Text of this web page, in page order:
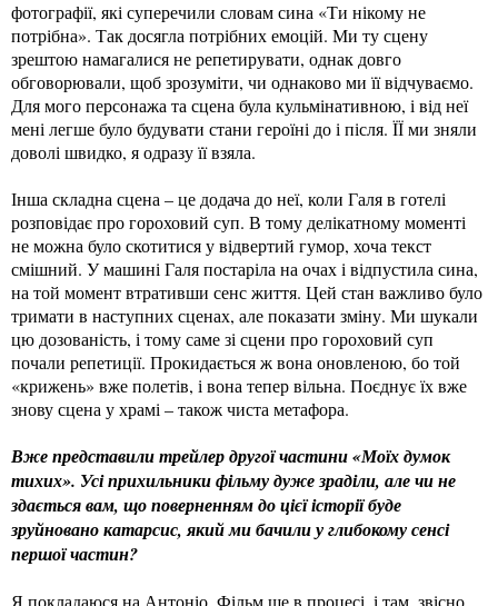
фотографії, які суперечили словам сина «Ти нікому не
потрібна». Так досягла потрібних емоцій. Ми ту сцену
зрештою намагалися не репетирувати, однак довго
обговорювали, щоб зрозуміти, чи однаково ми її відчуваємо.
Для мого персонажа та сцена була кульмінативною, і від неї
мені легше було будувати стани героїні до і після. ЇЇ ми зняли
доволі швидко, я одразу її взяла.
Інша складна сцена – це додача до неї, коли Галя в готелі
розповідає про гороховий суп. В тому делікатному моменті
не можна було скотитися у відвертий гумор, хоча текст
смішний. У машині Галя постаріла на очах і відпустила сина,
на той момент втративши сенс життя. Цей стан важливо було
тримати в наступних сценах, але показати зміну. Ми шукали
цю дозованість, і тому саме зі сцени про гороховий суп
почали репетиції. Прокидається ж вона оновленою, бо той
«крижень» вже полетів, і вона тепер вільна. Поєднує їх вже
знову сцена у храмі – також чиста метафора.
Вже представили трейлер другої частини «Моїх думок
тихих». Усі прихильники фільму дуже зраділи, але чи не
здається вам, що поверненням до цієї історії буде
зруйновано катарсис, який ми бачили у глибокому сенсі
першої частин?
Я покладаюся на Антоніо. Фільм ще в процесі, і там, звісно,